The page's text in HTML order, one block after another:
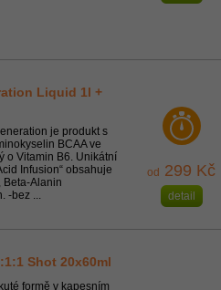
Liquid 1l +
je produkt s
BCAA ve
o Vitamin B6. Unikátní
Infusion“ obsahuje
Beta-Alanin
-bez ...
od 299 Kč
detail
Shot 20x60ml
formě v kapesním